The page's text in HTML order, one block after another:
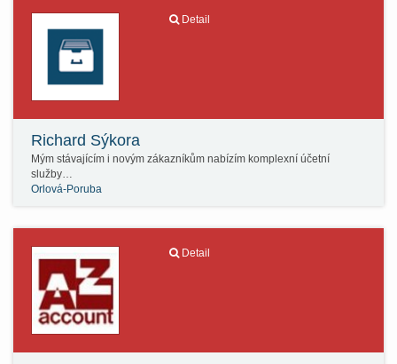
Detail
Richard Sýkora
Mým stávajícím i novým zákazníkům nabízím komplexní účetní
služby…
Orlová-Poruba
Detail